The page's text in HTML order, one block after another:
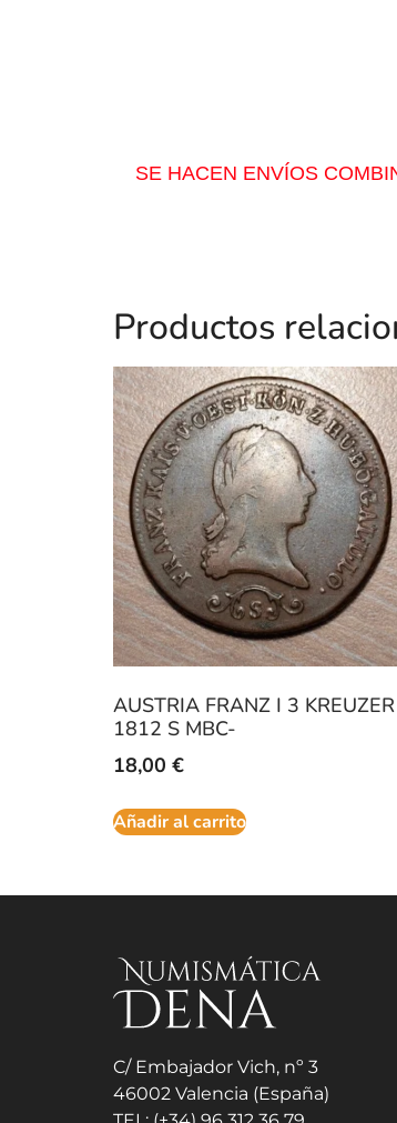
SE HACEN ENVÍOS
Productos
AUSTRIA FRANZ I 3 KREUZER
1812 S MBC-
18,00 €
Añadir al carrito
C/ Embajador Vich, nº 3
46002 Valencia (España)